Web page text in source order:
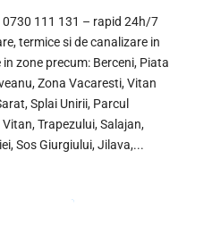
111 131 – rapid 24h/7
termice si de canalizare in
zone precum: Berceni, Piata
Zona Vacaresti, Vitan
Splai Unirii, Parcul
Trapezului, Salajan,
Sos Giurgiului, Jilava,...